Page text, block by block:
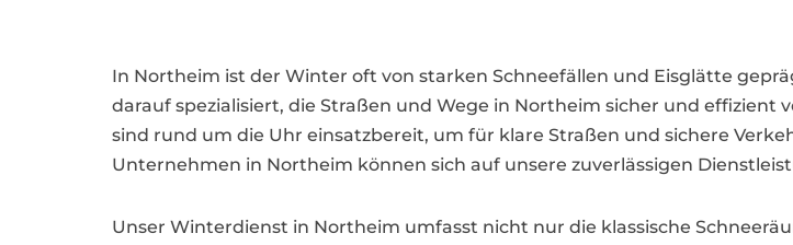
In Northeim ist der Winter oft von starken Schneefällen und Eisglätte
darauf spezialisiert, die Straßen und Wege in Northeim sicher und effizient
sind rund um die Uhr einsatzbereit, um für klare Straßen und sichere
Unternehmen in Northeim können sich auf unsere zuverlässigen
Unser Winterdienst in Northeim umfasst nicht nur die klassische